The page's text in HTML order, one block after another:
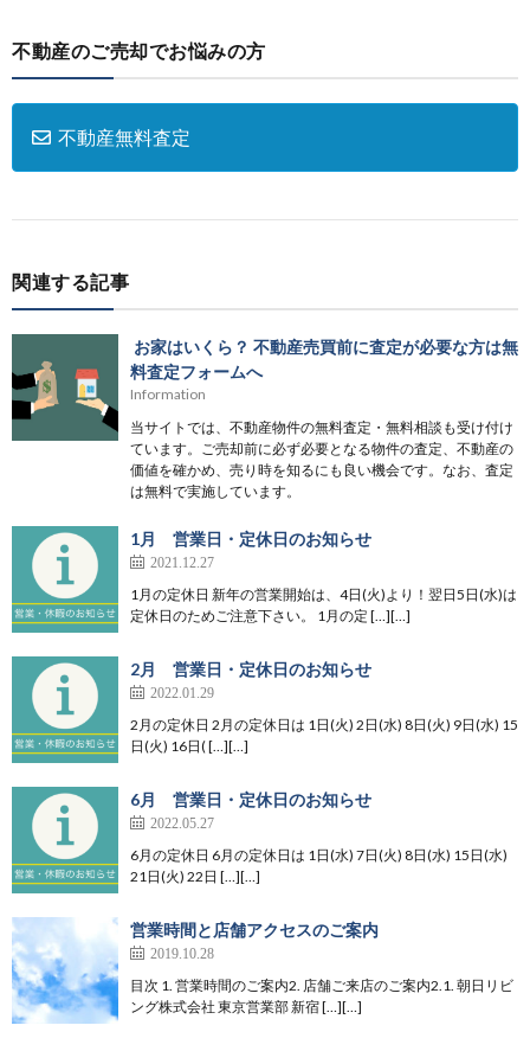
不動産のご売却でお悩みの方
不動産無料査定
関連する記事
お家はいくら？ 不動産売買前に査定が必要な方は無
料査定フォームへ
Information
当サイトでは、不動産物件の無料査定・無料相談も受け付け
ています。ご売却前に必ず必要となる物件の査定、不動産の
価値を確かめ、売り時を知るにも良い機会です。なお、査定
は無料で実施しています。
1月 営業日・定休日のお知らせ
2021.12.27
1月の定休日 新年の営業開始は、4日(火)より！翌日5日(水)は
定休日のためご注意下さい。 1月の定 […][…]
2月 営業日・定休日のお知らせ
2022.01.29
2月の定休日 2月の定休日は 1日(火) 2日(水) 8日(火) 9日(水) 15
日(火) 16日( […][…]
6月 営業日・定休日のお知らせ
2022.05.27
6月の定休日 6月の定休日は 1日(水) 7日(火) 8日(水) 15日(水)
21日(火) 22日 […][…]
営業時間と店舗アクセスのご案内
2019.10.28
目次 1. 営業時間のご案内2. 店舗ご来店のご案内2.1. 朝日リビ
ング株式会社 東京営業部 新宿 […][…]